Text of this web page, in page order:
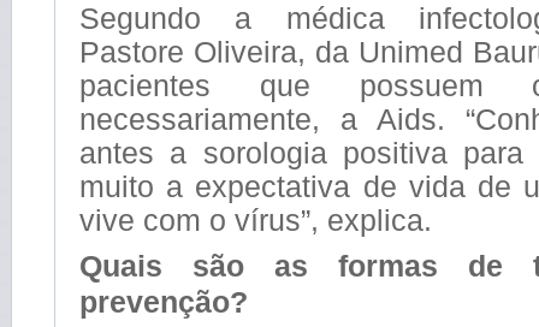
Segundo a médica
Pastore Oliveira, da Unimed
pacientes que
necessariamente, a Aids.
antes a sorologia positiva para
muito a expectativa de vida de
vive com o vírus”, explica.
Quais são as formas de
prevenção?